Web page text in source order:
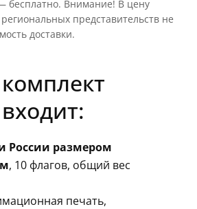
бесплатно. Внимание! В цену
представительств не
доставки.
входит:
России размером
, 10 флагов, общий вес
печать,